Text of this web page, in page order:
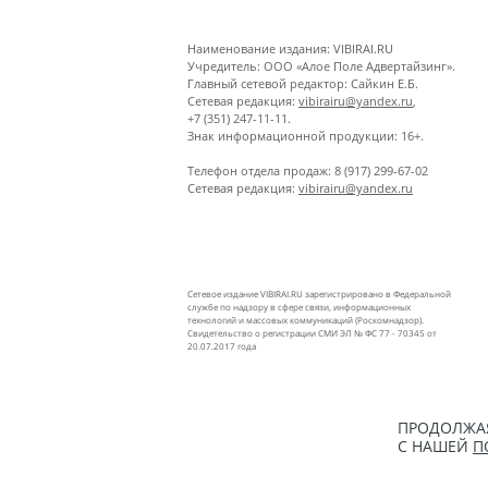
Наименование издания: VIBIRAI.RU
Учредитель: ООО «Алое Поле Адвертайзинг».
Главный сетевой редактор: Сайкин Е.Б.
Сетевая редакция: vibirairu@yandex.ru
+7 (351) 247-11-11.
Знак информационной продукции: 16+.
Телефон отдела продаж: 8 (917) 299-67-02
Сетевая редакция: vibirairu@yandex.ru
Сетевое издание VIBIRAI.RU зарегистрировано в Федеральной
службе по надзору в сфере связи, информационных
технологий и массовых коммуникаций (Роскомнадзор).
Свидетельство о регистрации СМИ ЭЛ № ФС 77 - 70345 от
20.07.2017 года
С НАШЕЙ